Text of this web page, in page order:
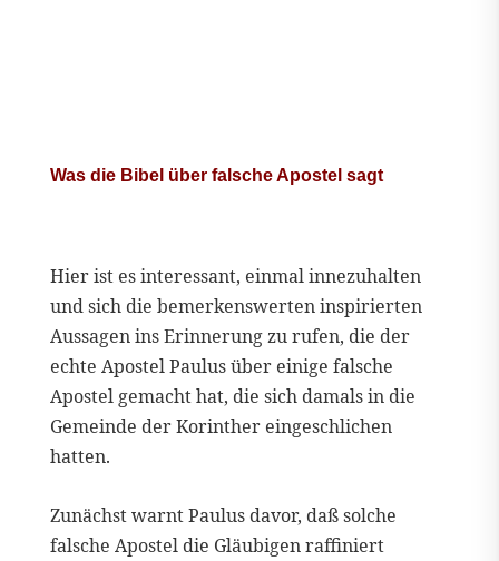
Was die Bibel über falsche Apostel sagt
Hier ist es interessant, einmal innezuhalten
und sich die bemerkenswerten inspirierten
Aussagen ins Erinnerung zu rufen, die der
echte Apostel Paulus über einige falsche
Apostel gemacht hat, die sich damals in die
Gemeinde der Korinther eingeschlichen
hatten.
Zunächst warnt Paulus davor, daß solche
falsche Apostel die Gläubigen raffiniert